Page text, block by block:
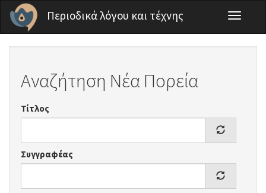
Παράκαμψη προς το κυρίως περιεχόμενο
Περιοδικά λόγου και τέχνης
Toggle
Αναζήτηση Νέα Πορεία
Τίτλος
Συγγραφέας